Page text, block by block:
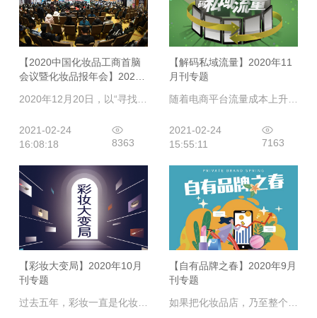
【2020中国化妆品工商首脑
会议暨化妆品报年会】2020
2021-02-24
16:08:18
8363
【解码私域流量】2020年11
月刊专题
2021-02-24
15:55:11
7163
【彩妆大变局】2020年10月
刊专题
【自有品牌之春】2020年9月
刊专题